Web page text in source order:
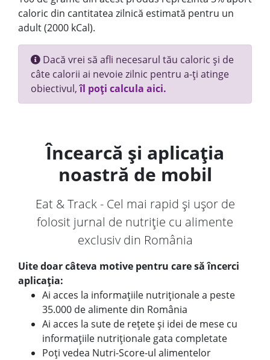
caloric din cantitatea zilnică estimată pentru un
adult (2000 kCal).
Dacă vrei să afli necesarul tău caloric și de
câte calorii ai nevoie zilnic pentru a-ți atinge
obiectivul,îl poți calcula aici.
Încearcă și aplicația
noastră de mobil
Eat & Track - Cel mai rapid și ușor de
folosit jurnal de nutriție cu alimente
exclusiv din România
Uite doar câteva motive pentru care să încerci
aplicația:
Ai acces la informațiile nutriționale a peste
35.000 de alimente din România
Ai acces la sute de rețete și idei de mese cu
informațiile nutriționale gata completate
Poți vedea Nutri-Score-ul alimentelor